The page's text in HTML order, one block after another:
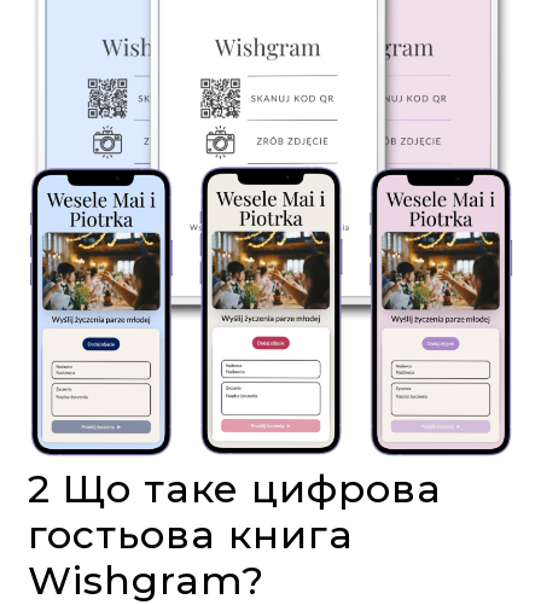
2 Що таке цифрова
гостьова книга
Wishgram?